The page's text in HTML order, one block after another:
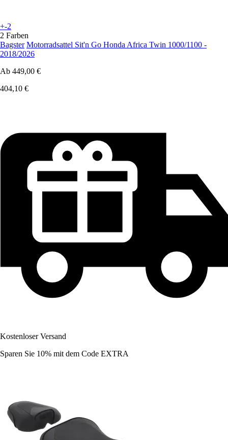
+-2
2 Farben
Bagster Motorradsattel Sit'n Go Honda Africa Twin 1000/1100 -
2018/2026
Ab 449,00 €
404,10 €
Kostenloser Versand
Sparen Sie 10% mit dem Code EXTRA